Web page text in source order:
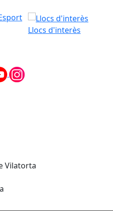
Llocs d'interès
Vilatorta